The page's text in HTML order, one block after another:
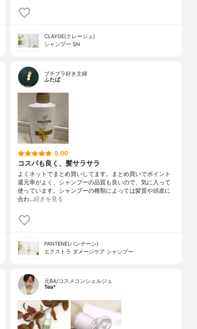
CLAYGE(クレージュ)
シャンプー SN
プチプラ好き主婦
ふたば
5.00
コスパも良く、髪サラサラ
よくネットでまとめ買いしてます。まとめ買いでポイント
還元率がよく、シャンプーの品質も良いので、気に入って
使っています。シャンプーの種類によっては髪質や頭皮に
合わ…続きを見る
PANTENE(パンテーン)
エクストラ ダメージケア シャンプー
元BA/コスメコンシェルジュ
Tea*